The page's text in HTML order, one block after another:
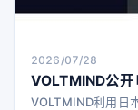
2026/07/28
VOLTMIND公
VOLTMIND利用日